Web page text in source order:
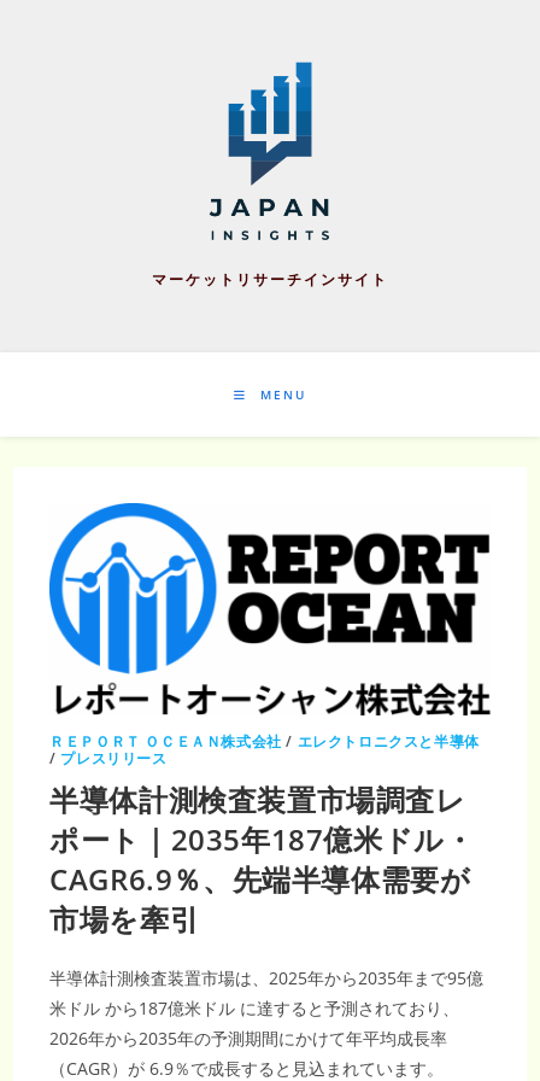
マーケットリサーチインサイト
MENU
ＲＥＰＯＲＴ ＯＣＥＡＮ株式会社 / エレクトロニクスと半導体
/ プレスリリース
半導体計測検査装置市場調査レ
ポート｜2035年187億米ドル・
CAGR6.9％、先端半導体需要が
市場を牽引
半導体計測検査装置市場は、2025年から2035年まで95億
米ドル から187億米ドル に達すると予測されており、
2026年から2035年の予測期間にかけて年平均成長率
（CAGR）が 6.9％で成長すると見込まれています。